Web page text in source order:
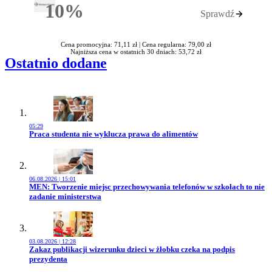
10%Rabatu Sprawdź
Cena promocyjna: 71,11 zł | Cena regularna: 79,00 zł
Najniższa cena w ostatnich 30 dniach: 53,72 zł
Ostatnio dodane
05:29
Przejdź do artykułu:
Praca studenta nie wyklucza prawa do alimentów
06.08.2026 | 15:01
Przejdź do artykułu:
MEN: Tworzenie miejsc przechowywania telefonów w szkołach to nie
zadanie ministerstwa
03.08.2026 | 12:28
Przejdź do artykułu:
Zakaz publikacji wizerunku dzieci w żłobku czeka na podpis
prezydenta